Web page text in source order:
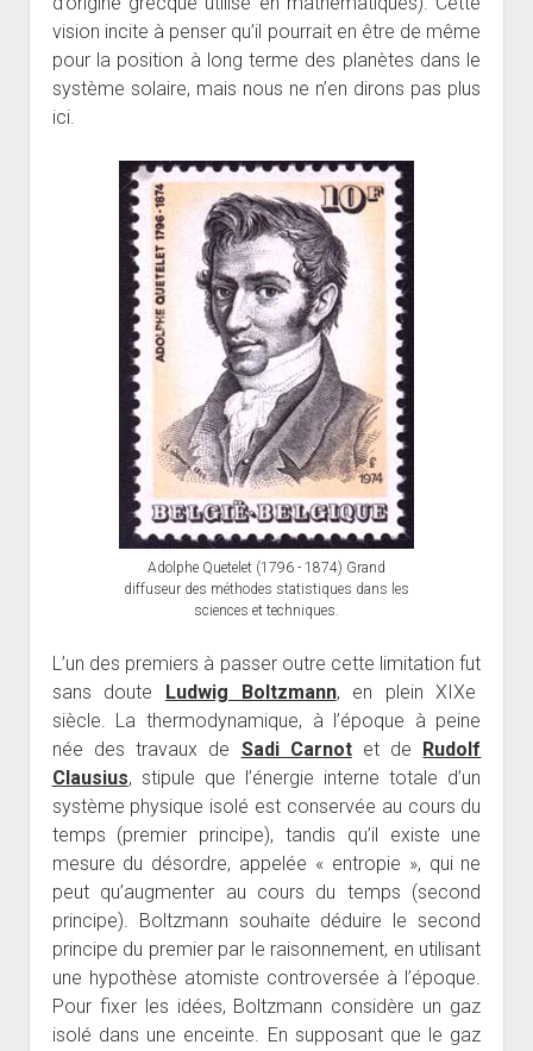
vision incite à penser qu’il pourrait en être de même
pour la position à long terme des planètes dans le
système solaire, mais nous ne n’en dirons pas plus
ici.
Adolphe Quetelet (1796 - 1874) Grand
diffuseur des méthodes statistiques dans les
sciences et techniques.
L’un des premiers à passer outre cette limitation fut
sans doute Ludwig Boltzmann, en plein XIXe
siècle. La thermodynamique, à l’époque à peine
née des travaux de Sadi Carnotet de Rudolf
Clausius, stipule que l’énergie interne totale d’un
système physique isolé est conservée au cours du
temps (premier principe), tandis qu’il existe une
mesure du désordre, appelée « entropie », qui ne
peut qu’augmenter au cours du temps (second
principe). Boltzmann souhaite déduire le second
principe du premier par le raisonnement, en utilisant
une hypothèse atomiste controversée à l’époque.
Pour fixer les idées, Boltzmann considère un gaz
isolé dans une enceinte. En supposant que le gaz